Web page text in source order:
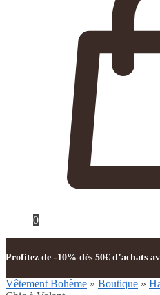
0
Profitez de -10% dès 50€ d’achats
Vêtement Bohème » Boutique »